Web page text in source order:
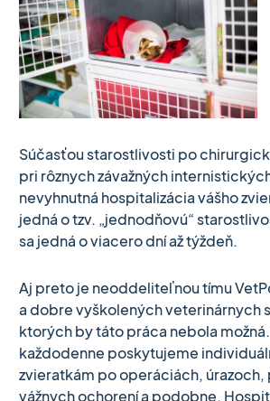
Súčasťou starostlivosti po
pri rôznych závažných
nevyhnutná hospitalizácia vášho
jedná o tzv. „jednodňovú“
sa jedná o viacero dní až týždeň.
Aj preto je neoddeliteľnou tímu
a dobre vyškolených veterinárnych
ktorých by táto práca nebola
každodenne poskytujeme
zvieratkám po operáciách, úrazoch,
vážnych ochorení a podobne.